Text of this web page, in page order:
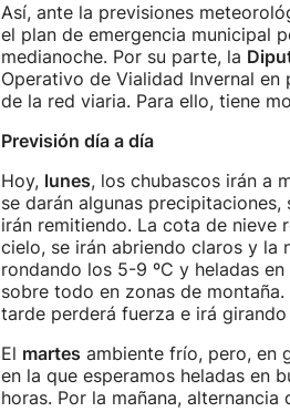
Así, ante la previsiones
el plan de emergencia municipal
medianoche. Por su parte, la
Operativo de Vialidad Invernal
de la red viaria. Para ello, tiene
Previsión día a día
Hoy, lunes, los chubascos irán a
se darán algunas
irán remitiendo. La cota de nieve
cielo, se irán abriendo claros y la
rondando los 5-9 ºC y heladas
sobre todo en zonas de
tarde perderá fuerza e irá girando
El martes ambiente frío, pero, en
en la que esperamos heladas en
horas. Por la mañana,